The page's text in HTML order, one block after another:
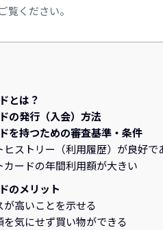
覧ください。
とは？
の発行（入会）方法
を持つための審査基準・条件
ヒストリー（利用履歴）が良好で
カードの年間利用額が大きい
のメリット
が高いことを示せる
を気にせず買い物ができる